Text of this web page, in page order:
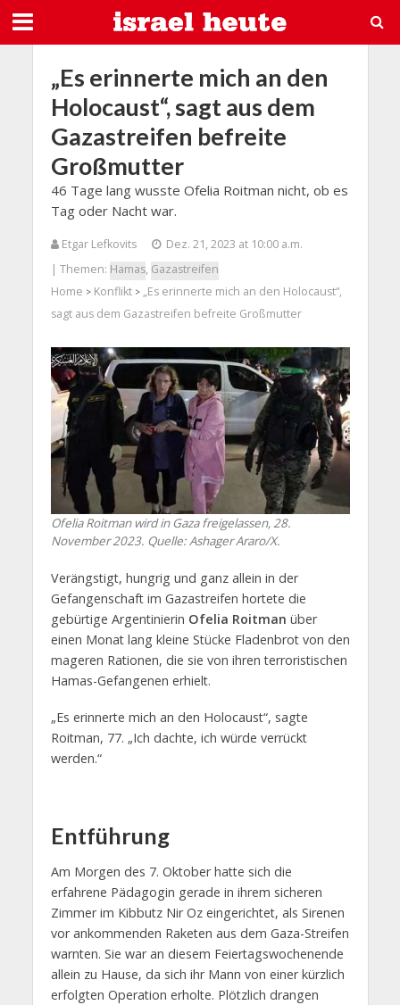
„Es erinnerte mich an den
Holocaust“, sagt aus dem
Gazastreifen befreite
Großmutter
46 Tage lang wusste Ofelia Roitman nicht, ob es
Tag oder Nacht war.
Etgar Lefkovits
Dez. 21, 2023 at 10:00 a.m.
| Themen: Hamas, Gazastreifen
Home > Konflikt> „Es erinnerte mich an den Holocaust“,
sagt aus dem Gazastreifen befreite Großmutter
Ofelia Roitman wird in Gaza freigelassen, 28.
November 2023. Quelle: Ashager Araro/X.
Verängstigt, hungrig und ganz allein in der
Gefangenschaft im Gazastreifen hortete die
gebürtige Argentinierin Ofelia Roitman über
einen Monat lang kleine Stücke Fladenbrot von den
mageren Rationen, die sie von ihren terroristischen
Hamas-Gefangenen erhielt.
„Es erinnerte mich an den Holocaust“, sagte
Roitman, 77. „Ich dachte, ich würde verrückt
werden.“
Entführung
Am Morgen des 7. Oktober hatte sich die
erfahrene Pädagogin gerade in ihrem sicheren
Zimmer im Kibbutz Nir Oz eingerichtet, als Sirenen
vor ankommenden Raketen aus dem Gaza-Streifen
warnten. Sie war an diesem Feiertagswochenende
allein zu Hause, da sich ihr Mann von einer kürzlich
erfolgten Operation erholte. Plötzlich drangen